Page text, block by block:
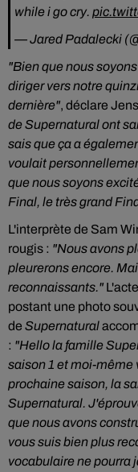
while i go cry.
— Jared Padalecki
"Bien que nous
diriger vers notre
dernière", déclare
de Supernatural ont
sais que ça a
voulait
que nous soyons
Final, le très grand
L'interprète de Sam
rougis : "Nous avons
pleurerons encore.
reconnaissants."
postant une photo
de Supernatural
: "Hello la famille
saison 1 et moi-même
prochaine saison, la
Supernatural.
que nous avons
vous suis bien plus
vocabulaire ne pourra